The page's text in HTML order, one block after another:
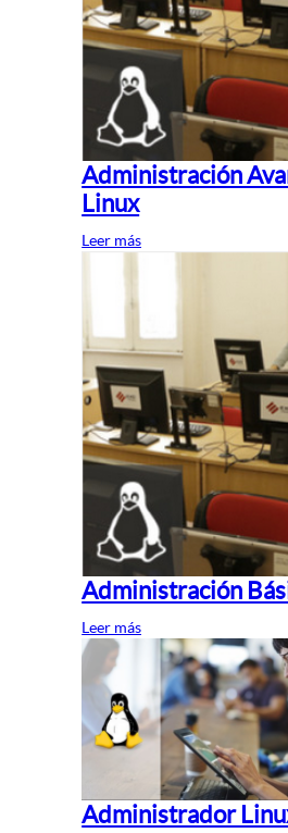
Administración
Linux
Leer más
Administración
Leer más
Administrador